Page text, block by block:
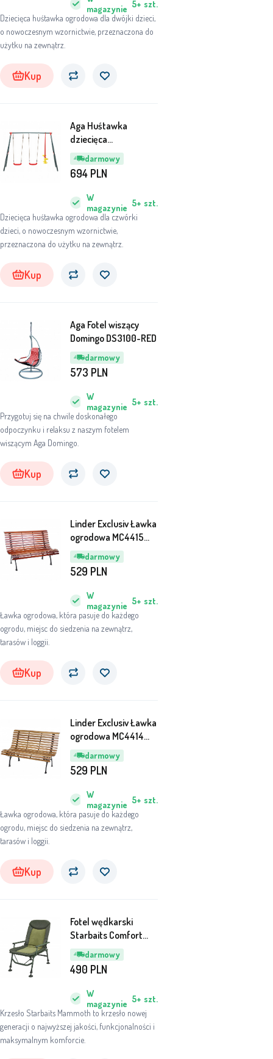
Dziecięca huśtawka ogrodowa dla dwójki dzieci,
o nowoczesnym wzornictwie, przeznaczona do
użytku na zewnątrz.
magazynie 5+ szt.
Kup
darmowy
Aga Huśtawka
dziecięca
290x180x200 cm
DSC7007
Dziecięca huśtawka ogrodowa dla czwórki
dzieci, o nowoczesnym wzornictwie,
przeznaczona do użytku na zewnątrz.
W
magazynie 5+ szt.
694 PLN
Kup
darmowy
Aga Fotel wiszący
Domingo DS3100-RED
Przygotuj się na chwile doskonałego
odpoczynku i relaksu z naszym fotelem
wiszącym Aga Domingo.
W
magazynie 5+ szt.
573 PLN
Kup
darmowy
Linder Exclusiv Ławka
ogrodowa MC4415
150x70x81 cm
Ławka ogrodowa, która pasuje do każdego
ogrodu, miejsc do siedzenia na zewnątrz,
tarasów i loggii.
W
magazynie 5+ szt.
529 PLN
Kup
darmowy
Linder Exclusiv Ławka
ogrodowa MC4414
150x70x81 cm
Ławka ogrodowa, która pasuje do każdego
ogrodu, miejsc do siedzenia na zewnątrz,
tarasów i loggii.
W
magazynie 5+ szt.
529 PLN
Kup
darmowy
Fotel wędkarski
Starbaits Comfort
Mammoth zielony
Krzesło Starbaits Mammoth to krzesło nowej
generacji o najwyższej jakości, funkcjonalności i
maksymalnym komforcie.
W
magazynie 5+ szt.
490 PLN